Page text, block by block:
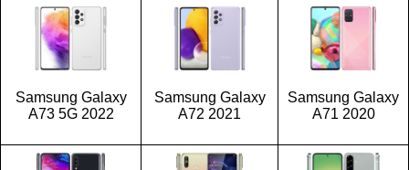
Samsung Galaxy
A73 5G 2022
Samsung Galaxy
A72 2021
Samsung Galaxy
A71 2020